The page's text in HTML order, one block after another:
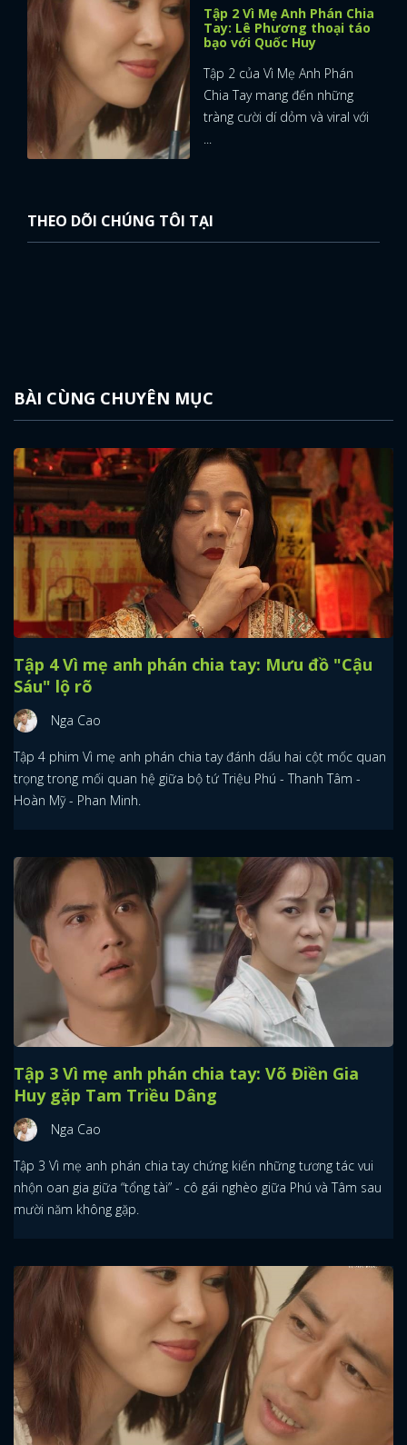
Tập 2 Vì Mẹ Anh Phán Chia
Tay: Lê Phương thoại táo
bạo với Quốc Huy
Tập 2 của Vì Mẹ Anh Phán
Chia Tay mang đến những
tràng cười dí dỏm và viral với
...
THEO DÕI CHÚNG TÔI TẠI
BÀI CÙNG CHUYÊN MỤC
Tập 4 Vì mẹ anh phán chia tay: Mưu đồ "Cậu
Sáu" lộ rõ
Nga Cao
Tập 4 phim Vì mẹ anh phán chia tay đánh dấu hai cột mốc quan
trọng trong mối quan hệ giữa bộ tứ Triệu Phú - Thanh Tâm -
Hoàn Mỹ - Phan Minh.
Tập 3 Vì mẹ anh phán chia tay: Võ Điền Gia
Huy gặp Tam Triều Dâng
Nga Cao
Tập 3 Vì mẹ anh phán chia tay chứng kiến những tương tác vui
nhộn oan gia giữa “tổng tài” - cô gái nghèo giữa Phú và Tâm sau
mười năm không gặp.